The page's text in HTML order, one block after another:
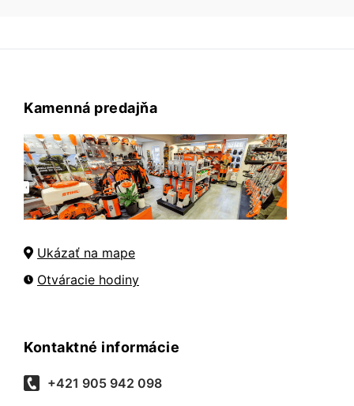
Kamenná predajňa
Ukázať na mape
Otváracie hodiny
Kontaktné informácie
+421 905 942 098